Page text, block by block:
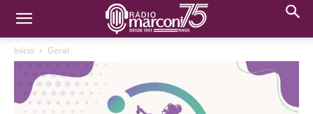
Início Geral